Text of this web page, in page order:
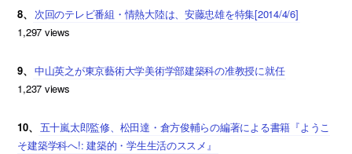
8、
次回のテレビ番組・情熱大陸は、安藤忠雄を特集[2014/4/6]
1,297 views
9、 中山英之が東京藝術大学美術学部建築科の准教授に就任
1,237 views
10、 五十嵐太郎監修、松田達・倉方俊輔らの編著による書籍『ようこ
そ建築学科へ!: 建築的・学生生活のススメ』